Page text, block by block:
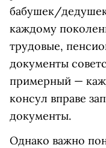
бабушек/
каждому
трудовые,
документы
примерный —
консул вправе
документы.
Однако важно